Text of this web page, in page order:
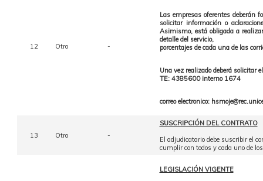
12 Otro -
Las empresas oferentes deberán
solicitar información o
Asimismo, está obligada a
detalle del servicio,
porcentajes de cada una de las
Una vez realizado deberá solicitar
TE: 4385600 interno 1674
correo electronico:
13 Otro -
SUSCRIPCIÓN DEL CONTRATO
El adjudicatario debe suscribir el
cumplir con todos y cada uno de
LEGISLACIÓN VIGENTE